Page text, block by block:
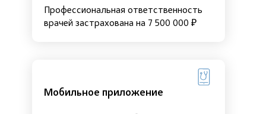
Профессиональная ответственность
врачей застрахована на 7 500 000 ₽
Мобильное приложение